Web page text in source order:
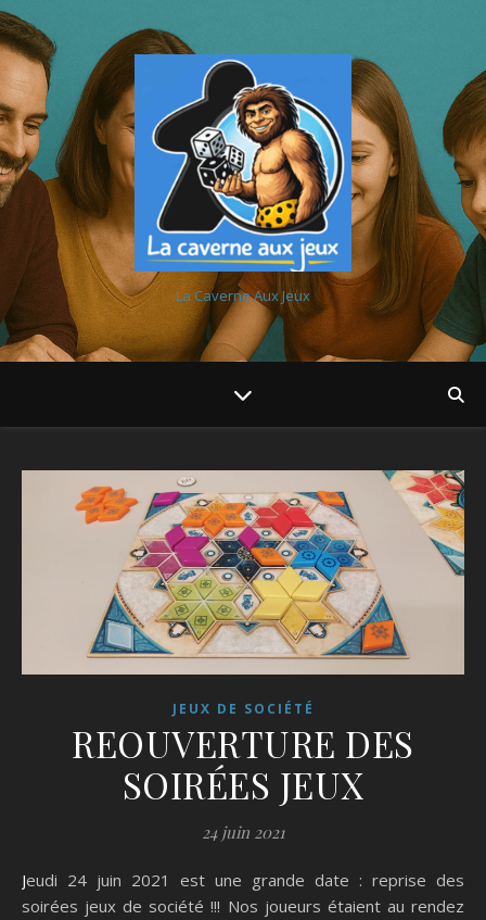
La Caverne Aux Jeux
JEUX DE SOCIÉTÉ
REOUVERTURE DES
SOIRÉES JEUX
24 juin 2021
Jeudi 24 juin 2021 est une grande date : reprise des
soirées jeux de société !!! Nos joueurs étaient au rendez